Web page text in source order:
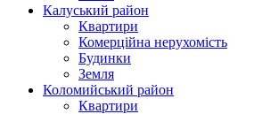
Калуський район
Квартири
Комерційна нерухомість
Будинки
Земля
Коломийський район
Квартири